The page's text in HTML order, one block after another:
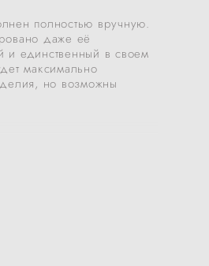
полностью вручную.
даже её
и единственный в своем
максимально
но возможны